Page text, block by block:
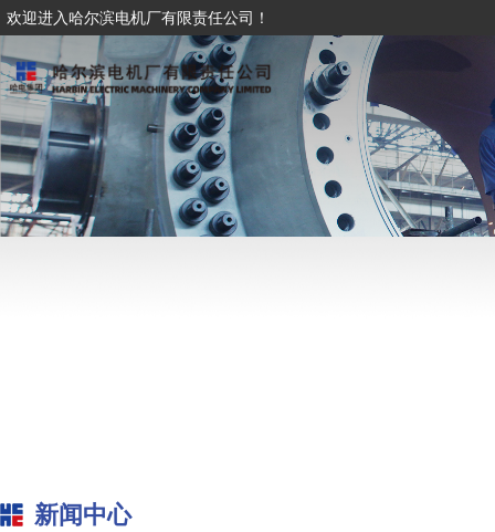
欢迎进入哈尔滨电机厂有限责任公司！
新闻中心